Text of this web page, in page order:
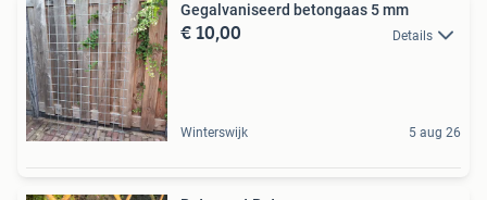
Gegalvaniseerd betongaas 5 mm
€ 10,00 Details
Winterswijk 5 aug 26